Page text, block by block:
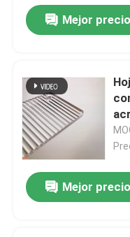
Recorrido por la
Póngase en
Noticias
Casos de trabajo
Mejor precio
Mejor precio